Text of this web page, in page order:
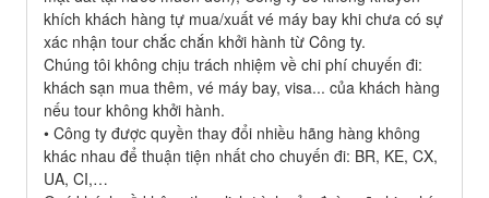
khích khách hàng tự mua/xuất vé máy bay khi chưa có sự
xác nhận tour chắc chắn khởi hành từ Công ty.
Chúng tôi không chịu trách nhiệm về chi phí chuyến đi:
khách sạn mua thêm, vé máy bay, visa... của khách hàng
nếu tour không khởi hành.
• Công ty được quyền thay đổi nhiều hãng hàng không
khác nhau để thuận tiện nhất cho chuyến đi: BR, KE, CX,
UA, CI,…